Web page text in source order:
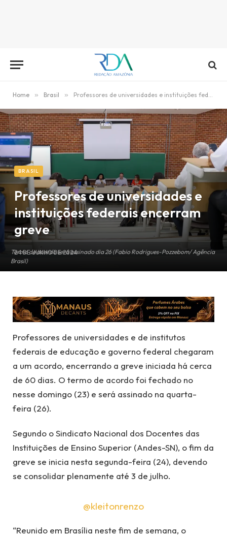
Home » Brasil » Professores de universidades e instituições federais encerram greve
Termo de acordo será assinado dia 26 (Fabio Rodrigues-Pozzebom/ Agência
Brasil)
BRASIL
Professores de universidades e
instituições federais encerram
greve
24 DE JUNHO DE 2024
Professores de universidades e de institutos
federais de educação e governo federal chegaram
a um acordo, encerrando a greve iniciada há cerca
de 60 dias. O termo de acordo foi fechado no
nesse domingo (23) e será assinado na quarta-
feira (26).
Segundo o Sindicato Nacional dos Docentes das
Instituições de Ensino Superior (Andes-SN), o fim da
greve se inicia nesta segunda-feira (24), devendo
se consolidar plenamente até 3 de julho.
@kleitonrenzo
“Reunido em Brasília neste fim de semana, o